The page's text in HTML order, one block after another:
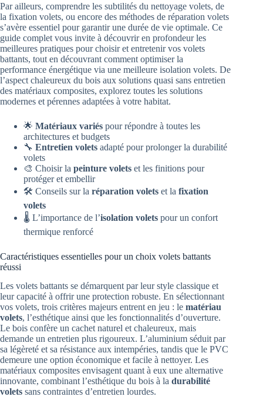
Par ailleurs, comprendre les subtilités du nettoyage volets, de
la fixation volets, ou encore des méthodes de réparation volets
s’avère essentiel pour garantir une durée de vie optimale. Ce
guide complet vous invite à découvrir en profondeur les
meilleures pratiques pour choisir et entretenir vos volets
battants, tout en découvrant comment optimiser la
performance énergétique via une meilleure isolation volets. De
l’aspect chaleureux du bois aux solutions quasi sans entretien
des matériaux composites, explorez toutes les solutions
modernes et pérennes adaptées à votre habitat.
🌟 Matériaux variés pour répondre à toutes les
architectures et budgets
🔧 Entretien volets adapté pour prolonger la durabilité
volets
🎨 Choisir la peinture volets et les finitions pour
protéger et embellir
🛠️ Conseils sur la réparation volets et la fixation
volets
🌡️ L’importance de l’isolation volets pour un confort
thermique renforcé
Caractéristiques essentielles pour un choix volets battants
réussi
Les volets battants se démarquent par leur style classique et
leur capacité à offrir une protection robuste. En sélectionnant
vos volets, trois critères majeurs entrent en jeu : le matériau
volets, l’esthétique ainsi que les fonctionnalités d’ouverture.
Le bois confère un cachet naturel et chaleureux, mais
demande un entretien plus rigoureux. L’aluminium séduit par
sa légèreté et sa résistance aux intempéries, tandis que le PVC
demeure une option économique et facile à nettoyer. Les
matériaux composites envisagent quant à eux une alternative
innovante, combinant l’esthétique du bois à la durabilité
volets sans contraintes d’entretien lourdes.